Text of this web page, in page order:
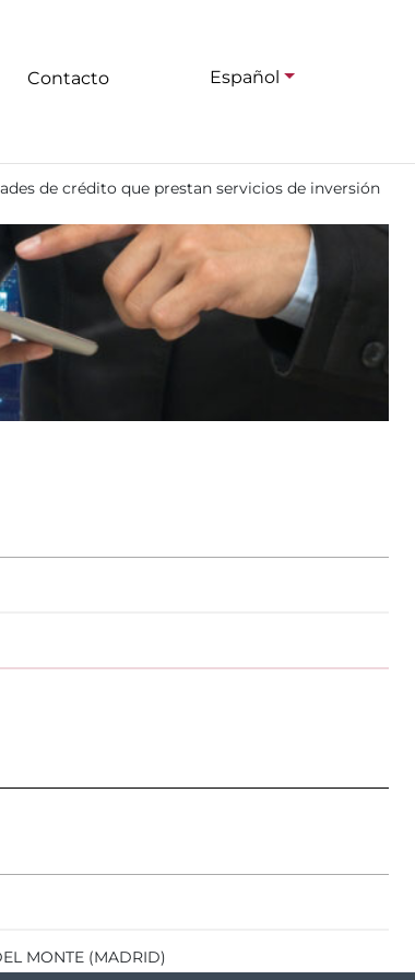
Contacto Español
de crédito que prestan servicios de inversión
MONTE (MADRID)